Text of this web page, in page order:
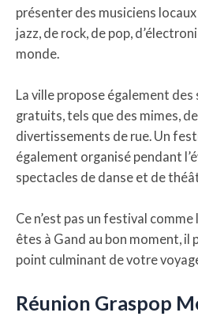
présenter des musiciens
jazz, de rock, de pop,
monde.
La ville propose également des
gratuits, tels que des mimes,
divertissements de rue. Un
également organisé pendant
spectacles de danse et de
Ce n’est pas un festival
êtes à Gand au bon moment, il
point culminant de votre
Réunion Graspop